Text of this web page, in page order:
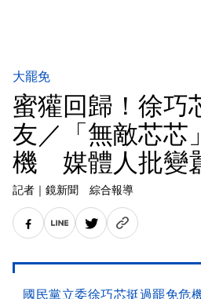
大罷免
蜜獾回歸！徐巧
友／「無敵芯芯
機 媒體人批變
記者 ｜ 鏡新聞 綜合報導
國民黨立委徐巧芯挺過罷免危